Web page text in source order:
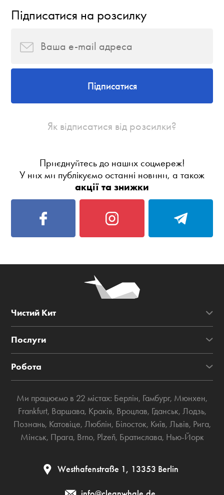
Підписатися на розсилку
Підписатися
Як відписатися від розсилки?
Приєднуйтесь до наших соцмереж!
У них ми публікуємо останні новини, а також
акції та знижки
Чистий Кит
Послуги
Робота
Ми працюємо в 22 містах: Берлін, Гамбург, Мюнхен,
Frankfurt, Варшава, Краків, Вроцлав, Гданськ, Лодзь,
Познань, Катовіце, Люблін, Білосток, Київ, Львів, Рига,
Мінськ, Прага, Brno, Plzeň, Братислава, Нью-Йорк
Westhafenstraße 1, 13353 Berlin